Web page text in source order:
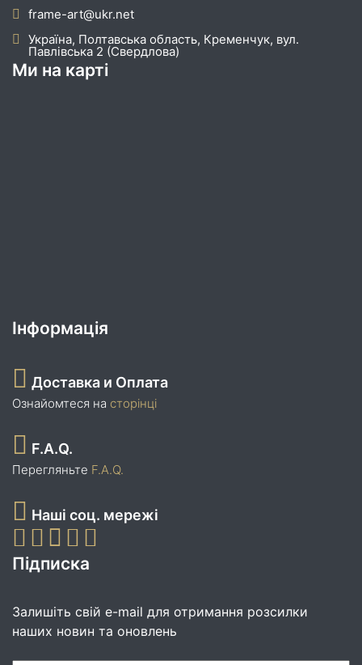
frame-art@ukr.net
Україна, Полтавська область, Кременчук, вул.
Павлівська 2 (Свердлова)
Ми на карті
Інформація
Доставка и Оплата
Ознайомтеся на сторінці
F.A.Q.
Перегляньте F.A.Q.
Наші соц. мережі
Підписка
Залишіть свій e-mail для отримання розсилки
наших новин та оновлень